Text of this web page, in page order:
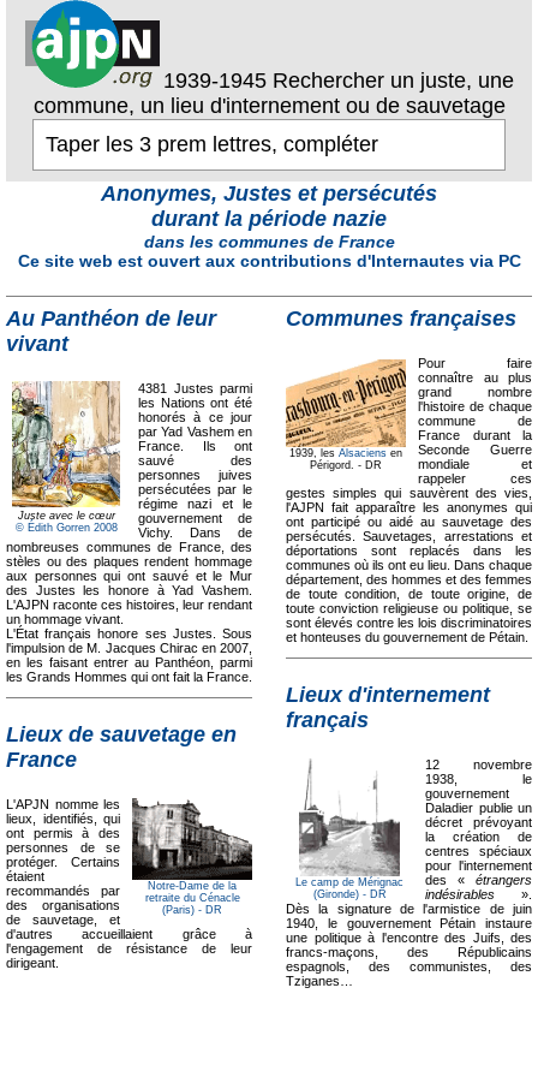
1939-1945 Rechercher un juste, une
commune, un lieu d'internement ou de sauvetage
Anonymes, Justes et persécutés
durant la période nazie
dans les communes de France
Ce site web est ouvert aux contributions d'Internautes via PC
Au Panthéon de leur
vivant
Juste avec le cœur
© Édith Gorren 2008
4381 Justes parmi
les Nations ont été
honorés à ce jour
par Yad Vashem en
France. Ils ont
sauvé des
personnes juives
persécutées par le
régime nazi et le
gouvernement de
Vichy. Dans de
nombreuses communes de France, des
stèles ou des plaques rendent hommage
aux personnes qui ont sauvé et le Mur
des Justes les honore à Yad Vashem.
L'AJPN raconte ces histoires, leur rendant
un hommage vivant.
L'État français honore ses Justes. Sous
l'impulsion de M. Jacques Chirac en 2007,
en les faisant entrer au Panthéon, parmi
les Grands Hommes qui ont fait la France.
Lieux de sauvetage en
France
Notre-Dame de la
retraite du Cénacle
(Paris) - DR
L'APJN nomme les
lieux, identifiés, qui
ont permis à des
personnes de se
protéger. Certains
étaient
recommandés par
des organisations
de sauvetage, et
d'autres accueillaient grâce à
l'engagement de résistance de leur
dirigeant.
Communes françaises
1939, les Alsaciens en
Périgord. - DR
Pour faire
connaître au plus
grand nombre
l'histoire de chaque
commune de
France durant la
Seconde Guerre
mondiale et
rappeler ces
gestes simples qui sauvèrent des vies,
l'AJPN fait apparaître les anonymes qui
ont participé ou aidé au sauvetage des
persécutés. Sauvetages, arrestations et
déportations sont replacés dans les
communes où ils ont eu lieu. Dans chaque
département, des hommes et des femmes
de toute condition, de toute origine, de
toute conviction religieuse ou politique, se
sont élevés contre les lois discriminatoires
et honteuses du gouvernement de Pétain.
Lieux d'internement
français
Le camp de Mérignac
(Gironde) - DR
12 novembre
1938, le
gouvernement
Daladier publie un
décret prévoyant
la création de
centres spéciaux
pour l'internement
des « étrangers
indésirables ».
Dès la signature de l'armistice de juin
1940, le gouvernement Pétain instaure
une politique à l'encontre des Juifs, des
francs-maçons, des Républicains
espagnols, des communistes, des
Tziganes…